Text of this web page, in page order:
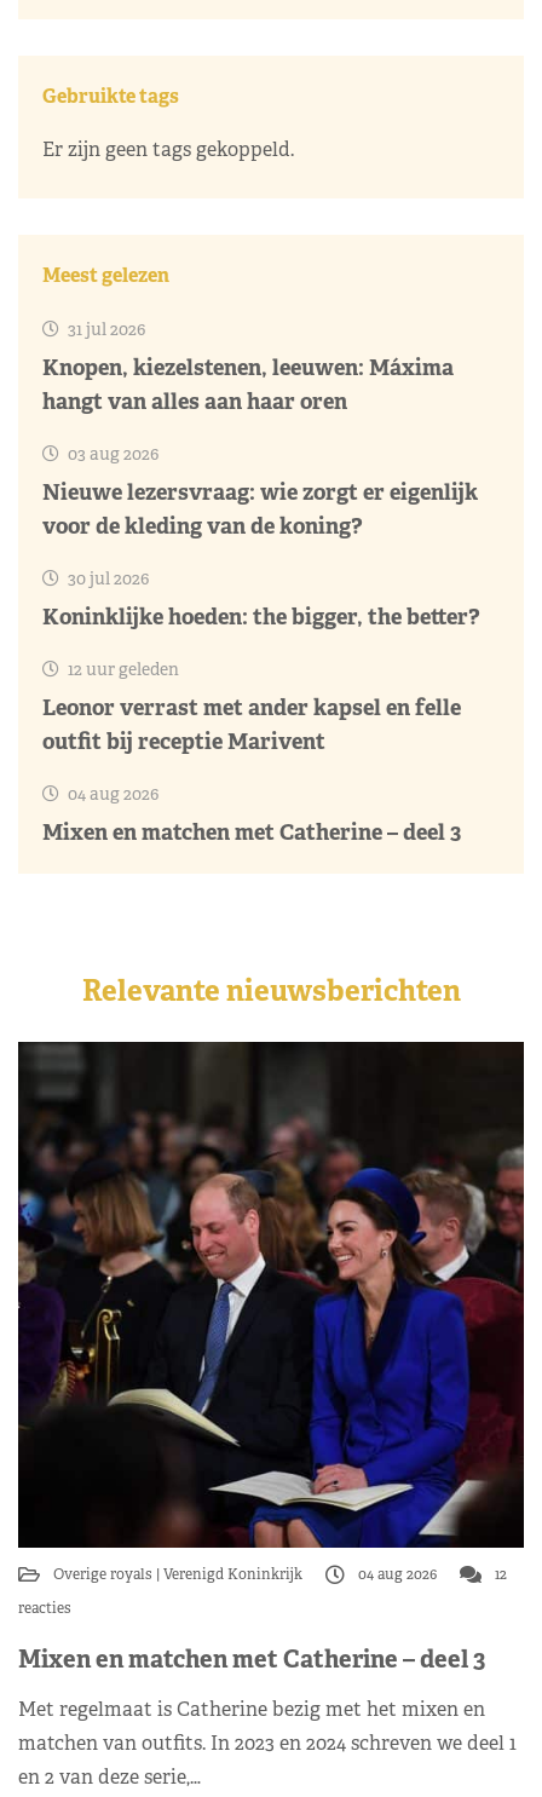
Gebruikte tags
Er zijn geen tags gekoppeld.
Meest gelezen
31 jul 2026
Knopen, kiezelstenen, leeuwen: Máxima
hangt van alles aan haar oren
03 aug 2026
Nieuwe lezersvraag: wie zorgt er eigenlijk
voor de kleding van de koning?
30 jul 2026
Koninklijke hoeden: the bigger, the better?
12 uur geleden
Leonor verrast met ander kapsel en felle
outfit bij receptie Marivent
04 aug 2026
Mixen en matchen met Catherine – deel 3
Relevante nieuwsberichten
Overige royals Verenigd Koninkrijk 04 aug 2026
12
reacties
Mixen en matchen met Catherine – deel 3
Met regelmaat is Catherine bezig met het mixen en
matchen van outfits. In 2023 en 2024 schreven we deel 1
en 2 van deze serie,…